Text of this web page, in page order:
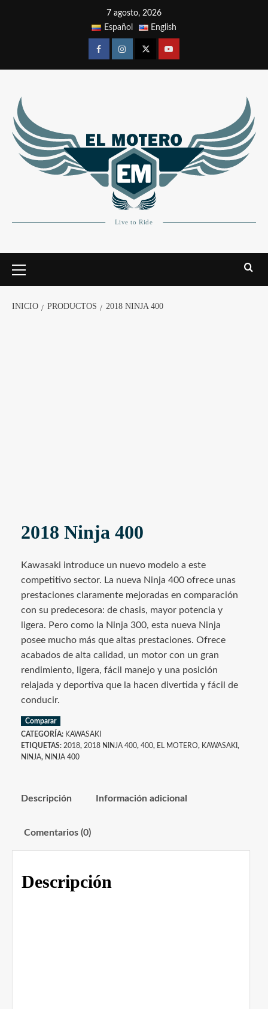
7 agosto, 2026
Español
English
INICIO PRODUCTOS 2018 NINJA 400
2018 Ninja 400
Kawasaki introduce un nuevo modelo a este
competitivo sector. La nueva Ninja 400 ofrece unas
prestaciones claramente mejoradas en comparación
con su predecesora: de chasis, mayor potencia y
ligera. Pero como la Ninja 300, esta nueva Ninja
posee mucho más que altas prestaciones. Ofrece
acabados de alta calidad, un motor con un gran
rendimiento, ligera, fácil manejo y una posición
relajada y deportiva que la hacen divertida y fácil de
conducir.
Comparar
CATEGORÍA: KAWASAKI
ETIQUETAS: 2018, 2018 NINJA 400, 400, EL MOTERO, KAWASAKI ,
NINJA, NINJA 400
Descripción Información adicional
Comentarios (0)
Descripción